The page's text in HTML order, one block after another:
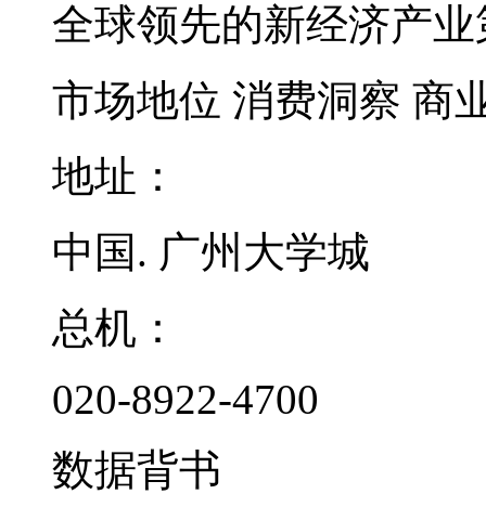
全球领先的新经济产
市场地位 消费洞察 商
地址：
中国. 广州大学城
总机：
020-8922-4700
数据背书